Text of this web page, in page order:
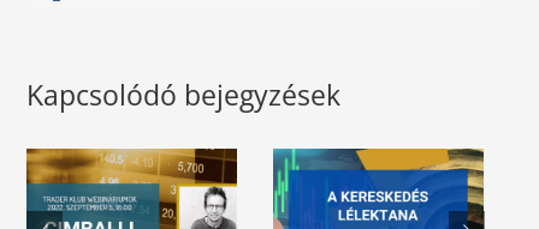
Kapcsolódó bejegyzések